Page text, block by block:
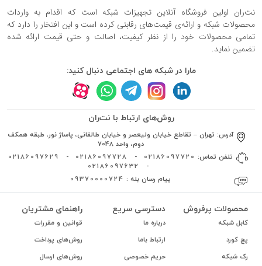
نت‌ران اولین فروشگاه آنلاین تجهیزات شبکه است که اقدام به واردات
محصولات شبکه و ارائه‌ی قیمت‌های رقابتی کرده است و این افتخار را دارد که
تمامی محصولات خود را از نظر کیفیت، اصالت و حتی قیمت ارائه شده
تضمین نماید.
مارا در شبکه های اجتماعی دنبال کنید:
روش‌های ارتباط با نت‌ران
آدرس:تهران – تقاطع خیابان ولیعصر و خیابان طالقانی، پاساژ نور، طبقه همکف
دوم، واحد 7048
تلفن تماس:02186097720
02186097728
02186097629
02186097632
پیام رسان بله : 09370000724
محصولات پرفروش
کابل شبکه
پچ کورد
رک شبکه
دسترسی سریع
درباره ما
ارتباط باما
حریم خصوصی
راهنمای مشتریان
قوانین و مقررات
روش‌های پرداخت
روش‌های ارسال